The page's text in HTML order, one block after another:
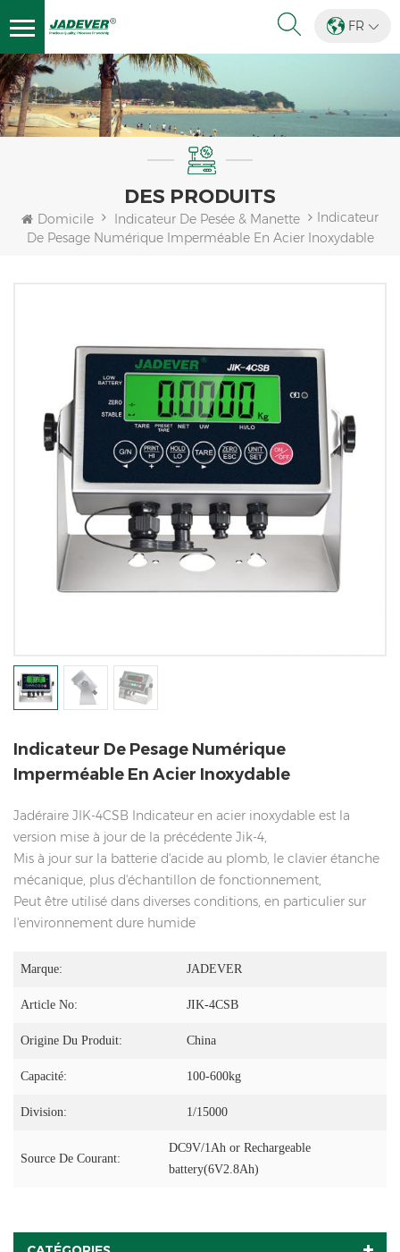
FR
DES PRODUITS
Domicile Indicateur De Pesée & Manette
Indicateur
De Pesage Numérique Imperméable En Acier Inoxydable
Indicateur De Pesage Numérique
Imperméable En Acier Inoxydable
Jadéraire JIK-4CSB Indicateur en acier inoxydable est la
version mise à jour de la précédente Jik-4,
Mis à jour sur la batterie d'acide au plomb, le clavier étanche
mécanique, plus d'échantillon de fonctionnement,
Peut être utilisé dans diverses conditions, en particulier sur
l'environnement dure humide
Marque: JADEVER
Article No: JIK-4CSB
Origine Du Produit: China
Capacité: 100-600kg
Division: 1/15000
Source De Courant:
DC9V/1Ah or Rechargeable
battery(6V2.8Ah)